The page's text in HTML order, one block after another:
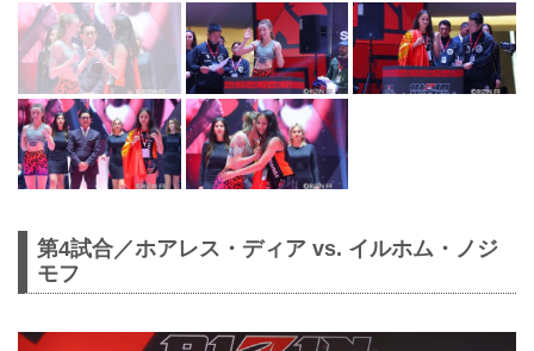
第4試合／ホアレス・ディア vs. イルホム・ノジ
モフ